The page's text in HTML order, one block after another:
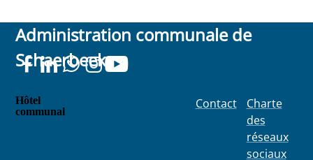
Administration communale de
Schaerbeek
Hôtel
communal
Contact
Charte
des
réseaux
sociaux